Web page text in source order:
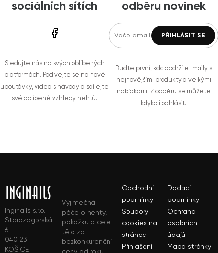
sociálních sítích
Sledujte nás na svých oblíbených
platformách. Podívejte se na nové
upoutávky, videa s návody a sdílejte
své oblíbené vzhledy nehtů.
odběru novinek
Buďte první, kdo obdrží e-maily s
nejnovějšími produkty a velkými
nabídkami. Z odběru se můžete
kdykoli odhlásit.
Inginails s.r.o.
Starozagorská
6
040 23
KOŠICE
Výjimečná
péče o nehty,
pokožku a celé
tělo za
bezkonkurenční
ceny od roku
Obchodní
podmínky
Dodací
podmínky
Soubory
cookies na
stránce
Ochrana
osobních
údajů
Přihlášení
Mapa stránky